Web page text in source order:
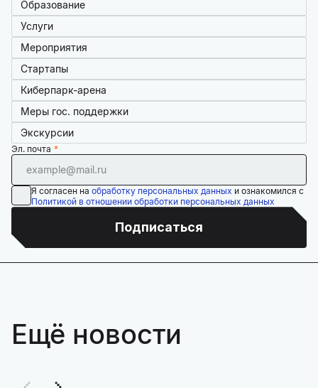
Образование
Услуги
Мероприятия
Стартапы
Киберпарк-арена
Меры гос. поддержки
Экскурсии
Эл. почта
Я согласен на обработку персональных данных и ознакомился с
Политикой в отношении обработки персональных данных
Подписаться
Ещё новости